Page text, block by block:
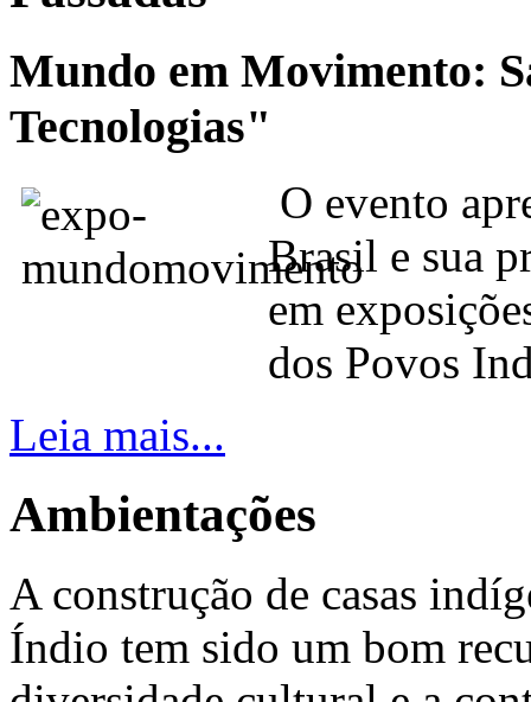
Mundo em Movimento:
Tecnologias"
O evento
Brasil e sua
em
dos Povos
Leia mais...
Ambientações
A construção de casas
Índio tem sido um bom